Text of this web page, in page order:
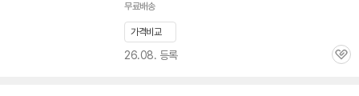
무료배송
가격비교
26.08. 등록
관